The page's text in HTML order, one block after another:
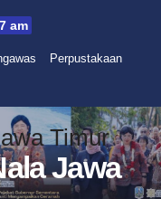
am
Perpustakaan
Jawa